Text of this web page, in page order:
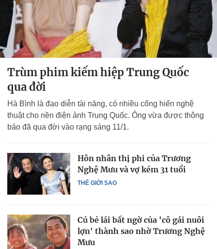
Trùm phim kiếm hiệp Trung Quốc
qua đời
Hà Bình là đạo diễn tài năng, có nhiều cống hiến nghệ
thuật cho nền điện ảnh Trung Quốc. Ông vừa được thông
báo đã qua đời vào rạng sáng 11/1.
THẾ GIỚI SAO
Hôn nhân thị phi của Trương
Nghệ Mưu và vợ kém 31 tuổi
Cú bẻ lái bất ngờ của 'cô gái nuôi
lợn' thành sao nhờ Trương Nghệ
Mưu